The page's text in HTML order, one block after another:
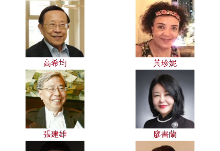
高希均 黃珍妮
張建雄 廖書蘭